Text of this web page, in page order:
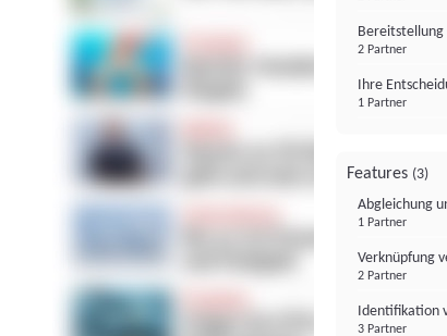
Bereitstellung
2 Partner
Ihre
1 Partner
Features (3)
Abgleichung
1 Partner
Verknüpfung
2 Partner
Identifikation
3 Partner